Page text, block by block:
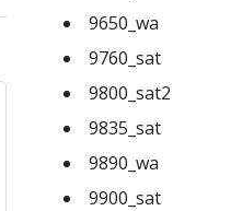
9650_wa
9760_sat
9800_sat2
9835_sat
9890_wa
9900_sat